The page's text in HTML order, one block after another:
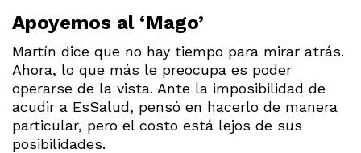
Apoyemos al ‘Mago’
Martín dice que no hay tiempo para mirar atrás.
Ahora, lo que más le preocupa es poder
operarse de la vista. Ante la imposibilidad de
acudir a EsSalud, pensó en hacerlo de manera
particular, pero el costo está lejos de sus
posibilidades.